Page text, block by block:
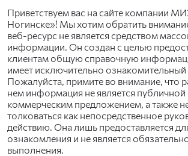
Приветствуем вас на сайте компании
Ногинске»! Мы хотим обратить
веб-ресурс не является средством
информации. Он создан с целью
клиентам общую справочную
имеет исключительно ознакомительный
Пожалуйста, примите во внимание, что
нем информация не является
коммерческим предложением, а также
толковаться как непосредственное
действию. Она лишь предоставляется
ознакомления и не является
выполнения.